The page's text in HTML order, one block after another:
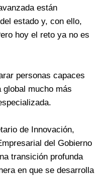
están
estado y, con ello,
hoy el reto ya no es
personas capaces
mucho más
de Innovación,
del Gobierno
transición profunda
en que se desarrolla